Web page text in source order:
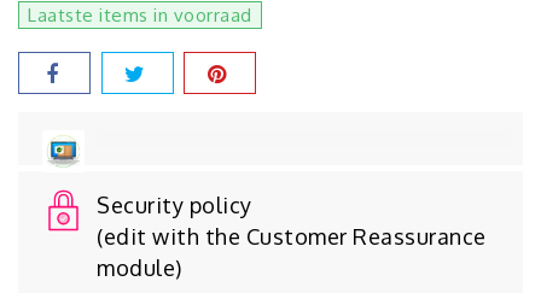
Laatste items in voorraad
Security policy
(edit with the Customer Reassurance
module)